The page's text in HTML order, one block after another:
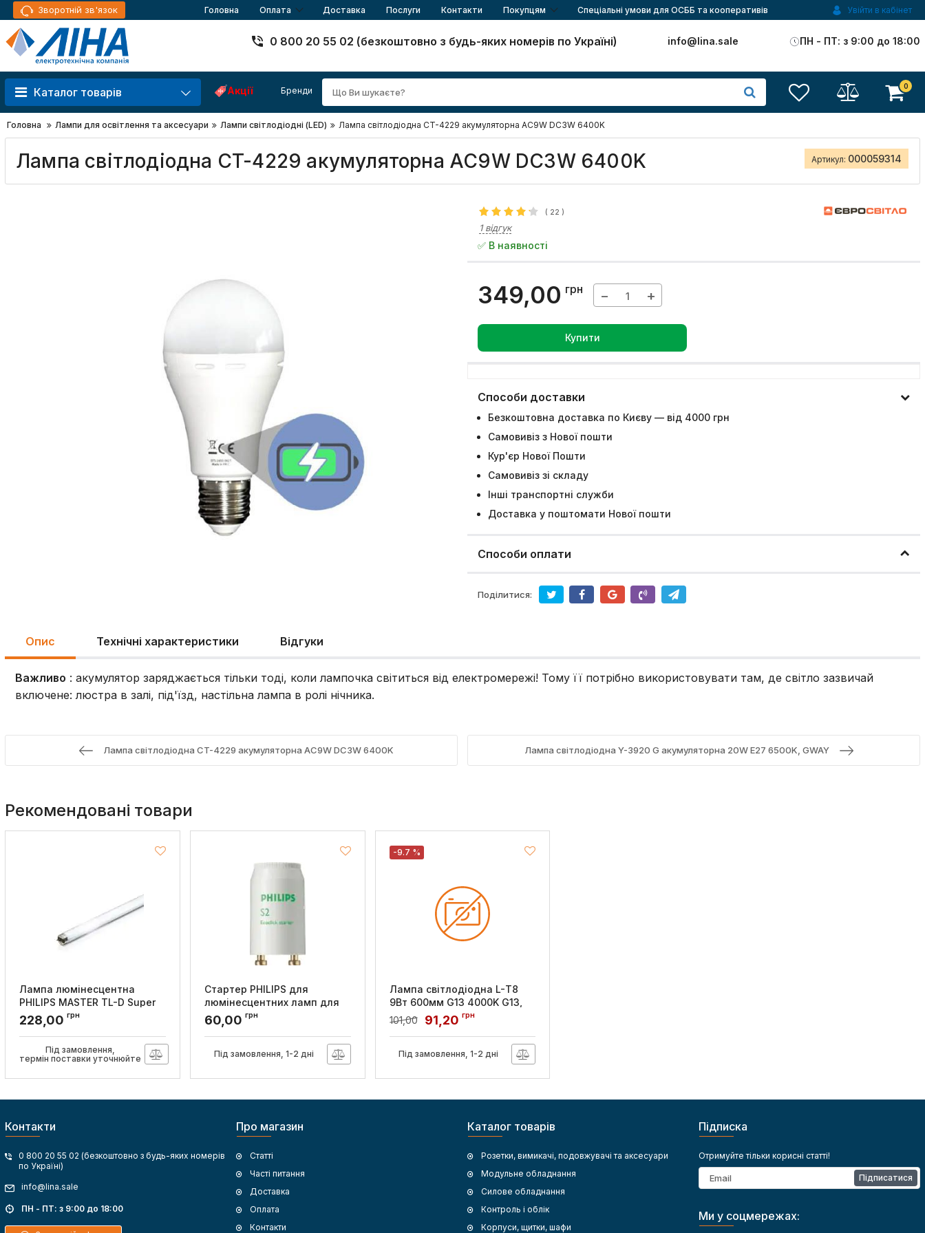
Зворотній зв'язок Головна Оплата Доставка Послуги Контакти Покупцям Спеціальні умови для ОСББ та кооперативів Увійти в кабінет
0 800 20 55 02 (безкоштовно з будь-яких номерів по Україні) info@lina.sale ПН - ПТ: з 9:00 до 18:00
Каталог товарів Акції Бренди 0
Головна Лампи для освітлення та аксесуари Лампи світлодіодні (LED) Лампа світлодіодна CT-4229 акумуляторна АС9W DC3W 6400K
Лампа світлодіодна CT-4229 акумуляторна АС9W DC3W 6400K Артикул: 000059314
( 22 )
1 відгук
✅ В наявності
349,00 грн − +
Купити
Способи доставки
Безкоштовна доставка по Києву — від 4000 грн
Самовивіз з Нової пошти
Кур'єр Нової Пошти
Самовивіз зі складу
Інші транспортні служби
Доставка у поштомати Нової пошти
Способи оплати
Поділитися:
Опис Технічні характеристики Відгуки
Важливо : акумулятор заряджається тільки тоді, коли лампочка світиться від електромережі! Тому її потрібно використовувати там, де світло зазвичай
включене: люстра в залі, під'їзд, настільна лампа в ролі нічника.
Лампа світлодіодна CT-4229 акумуляторна АС9W DC3W 6400K Лампа світлодіодна Y-3920 G акумуляторна 20W E27 6500K, GWAY
Рекомендовані товари
Лампа люмінесцентна
PHILIPS MASTER TL-D Super
80 58W/830 1SL/25
Артикул:
228,00 грн
Під замовлення,
термін поставки уточнюйте
Стартер PHILIPS для
люмінесцентних ламп для
послідовної схеми S2 4-22W
SER 220-240V WH EUR/1000
60,00 грн
Під замовлення, 1-2 дні
-9.7 %
Лампа світлодіодна L-Т8
9Вт 600мм G13 4000K G13,
Lebron
16-43-05
101,00 91,20 грн
Під замовлення, 1-2 дні
Контакти
0 800 20 55 02 (безкоштовно з будь-яких номерів
по Україні)
info@lina.sale
ПН - ПТ: з 9:00 до 18:00
Про магазин
Статті
Часті питання
Доставка
Оплата
Контакти
Каталог товарів
Розетки, вимикачі, подовжувачі та аксесуари
Модульне обладнання
Силове обладнання
Контроль і облік
Корпуси, щитки, шафи
Підписка
Отримуйте тільки корисні статті!
Підписатися
Ми у соцмережах: